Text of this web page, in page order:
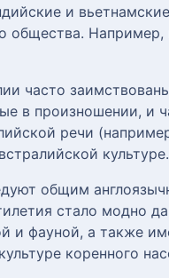
и
общества.
часто
в произношении, и
речи
культуре.
общим
стало модно
и фауной, а также
коренного